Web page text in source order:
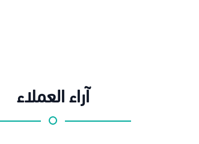
آراء العملاء